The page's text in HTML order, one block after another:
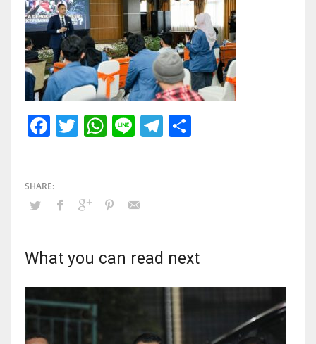
Facebook
Twitter
WhatsApp
LineTelegram
What you can read next